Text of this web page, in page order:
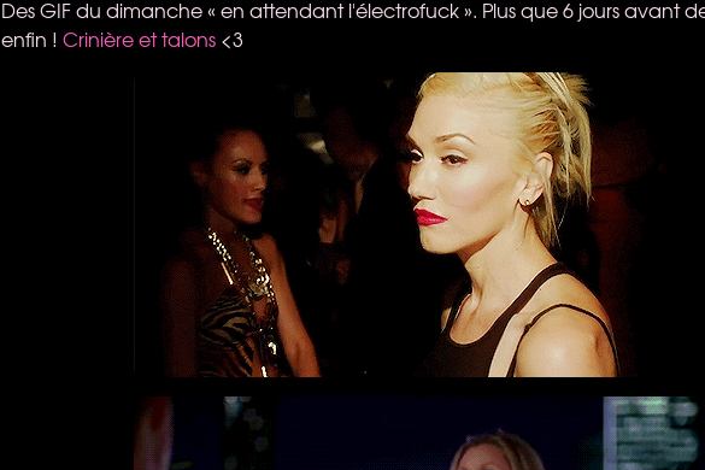
DesGIFdu dimanche « en attendant l'électrofuck ». Plus que 6 jours avant
enfin ! Crinière et talons <3